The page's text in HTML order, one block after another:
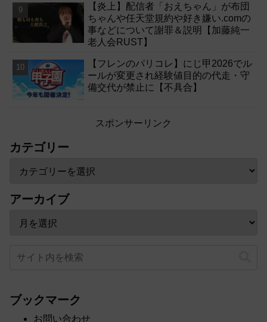
【炎上】配信者「おえちゃん」が布団
ちゃんや任天堂規約や好き嫌い.comの
事などについて謝罪＆説明【加藤純一
老人会RUST】
【フレンのパリコレ】にじ甲2026でル
ールが変更され経験値目的の代走・守
備交代が禁止に【不具合】
スポンサーリンク
カテゴリー